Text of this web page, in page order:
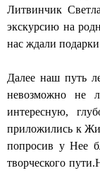
р
г
р
о
д
а
Литвинчик
экскурсию на
нас ждали
Далее наш путь
невозможно не
интересную,
приложились к
попросив у Нее
творческого